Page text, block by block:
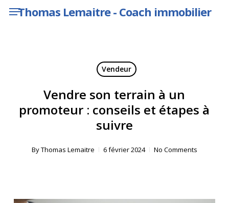
Skip Thomas Lemaitre - Coach immobilier
Menu
Vendeur
Vendre son terrain à un
promoteur : conseils et étapes à
suivre
ByThomas Lemaitre 6 février 2024 No Comments